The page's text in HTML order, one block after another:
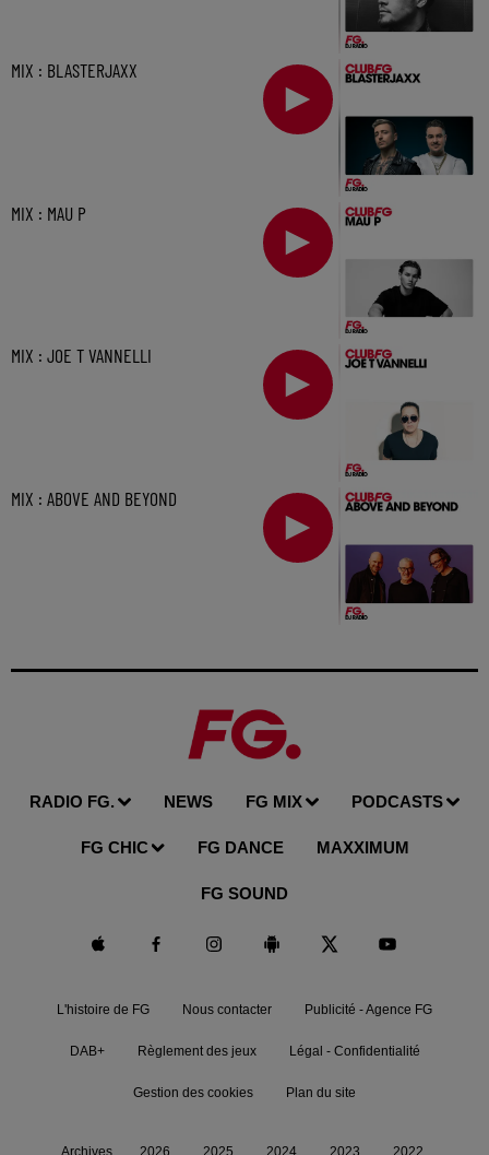
MIX : BLASTERJAXX
MIX : MAU P
MIX : JOE T VANNELLI
MIX : ABOVE AND BEYOND
RADIO FG. NEWS FG MIX PODCASTS
FG CHIC FG DANCE MAXXIMUM
FG SOUND
L'histoire de FG Nous contacter Publicité - Agence FG
DAB+ Règlement des jeux Légal - Confidentialité
Gestion des cookies Plan du site
Archives 2026 2025 2024 2023 2022